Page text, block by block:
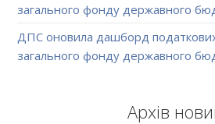
загального фонду державного
ДПС оновила дашборд
загального фонду державного
Архів